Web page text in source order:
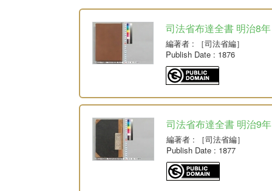
司法省布達全書 明治8年
編著者 : ［司法省編］
Publish Date : 1876
司法省布達全書 明治9年
編著者 : ［司法省編］
Publish Date : 1877